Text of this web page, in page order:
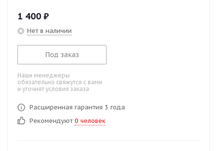
1 400 ₽
Нет в наличии
Под заказ
Наши менеджеры
обязательно свяжутся с вами
и уточнят условия заказа
Расширенная гарантия 3 года
Рекомендуют 0 человек